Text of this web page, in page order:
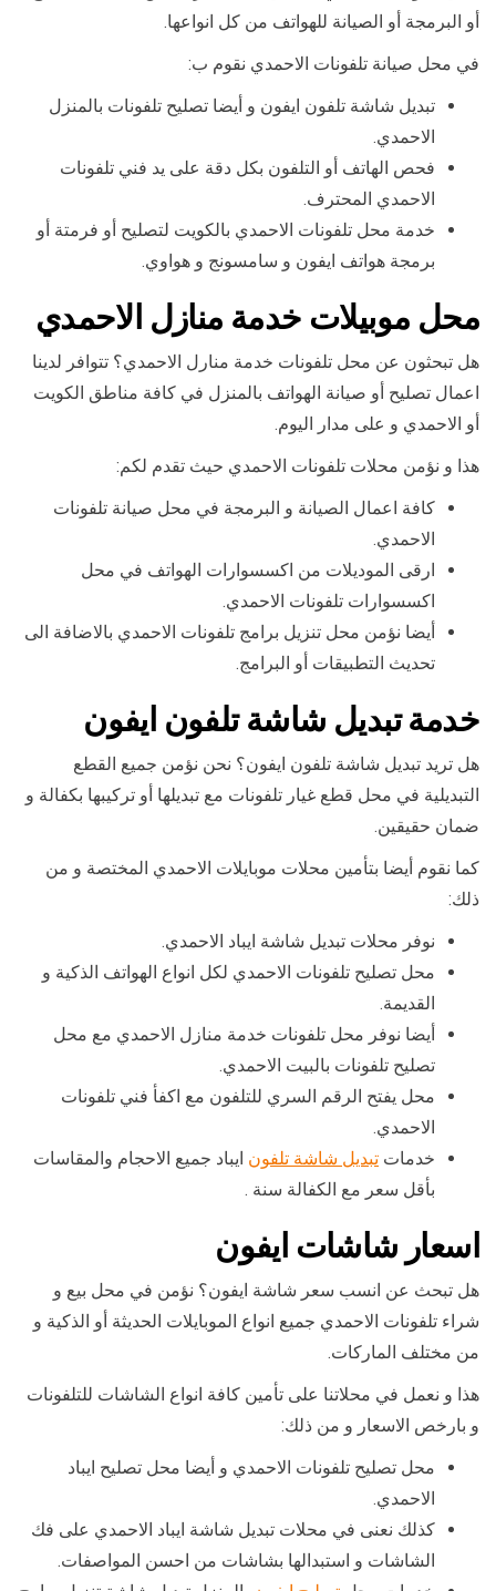
أو البرمجة أو الصيانة للهواتف من كل انواعها.
في محل صيانة تلفونات الاحمدي نقوم ب:
تبديل شاشة تلفون ايفون و أيضا تصليح تلفونات بالمنزل
الاحمدي.
فحص الهاتف أو التلفون بكل دقة على يد فني تلفونات
الاحمدي المحترف.
خدمة محل تلفونات الاحمدي بالكويت لتصليح أو فرمتة أو
برمجة هواتف ايفون و سامسونج و هواوي.
محل موبيلات خدمة منازل الاحمدي
هل تبحثون عن محل تلفونات خدمة منارل الاحمدي؟ تتوافر لدينا
اعمال تصليح أو صيانة الهواتف بالمنزل في كافة مناطق الكويت
أو الاحمدي و على مدار اليوم.
هذا و نؤمن محلات تلفونات الاحمدي حيث تقدم لكم:
كافة اعمال الصيانة و البرمجة في محل صيانة تلفونات
الاحمدي.
ارقى الموديلات من اكسسوارات الهواتف في محل
اكسسوارات تلفونات الاحمدي.
أيضا نؤمن محل تنزيل برامج تلفونات الاحمدي بالاضافة الى
تحديث التطبيقات أو البرامج.
خدمة تبديل شاشة تلفون ايفون
هل تريد تبديل شاشة تلفون ايفون؟ نحن نؤمن جميع القطع
التبديلية في محل قطع غيار تلفونات مع تبديلها أو تركيبها بكفالة و
ضمان حقيقين.
كما نقوم أيضا بتأمين محلات موبايلات الاحمدي المختصة و من
ذلك:
نوفر محلات تبديل شاشة ايباد الاحمدي.
محل تصليح تلفونات الاحمدي لكل انواع الهواتف الذكية و
القديمة.
أيضا نوفر محل تلفونات خدمة منازل الاحمدي مع محل
تصليح تلفونات بالبيت الاحمدي.
محل يفتح الرقم السري للتلفون مع اكفأ فني تلفونات
الاحمدي.
خدمات تبديل شاشة تلفون ايباد جميع الاحجام والمقاسات
بأقل سعر مع الكفالة سنة .
اسعار شاشات ايفون
هل تبحث عن انسب سعر شاشة ايفون؟ نؤمن في محل بيع و
شراء تلفونات الاحمدي جميع انواع الموبايلات الحديثة أو الذكية و
من مختلف الماركات.
هذا و نعمل في محلاتنا على تأمين كافة انواع الشاشات للتلفونات
و بارخص الاسعار و من ذلك:
محل تصليح تلفونات الاحمدي و أيضا محل تصليح ايباد
الاحمدي.
كذلك نعنى في محلات تبديل شاشة ايباد الاحمدي على فك
الشاشات و استبدالها بشاشات من احسن المواصفات.